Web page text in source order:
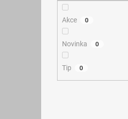
Akce 0
Novinka 0
Tip 0